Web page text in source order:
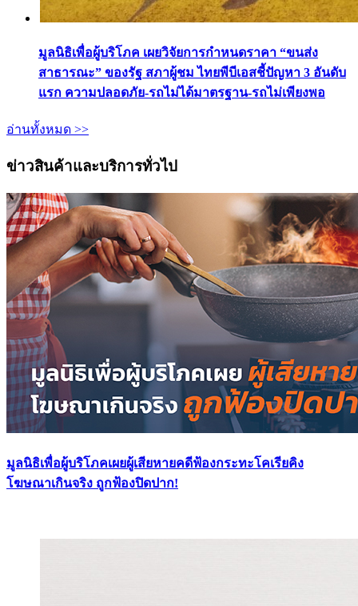
มูลนิธิเพื่อผู้บริโภค เผยวิจัยการกำหนดราคา “ขนส่ง
สาธารณะ” ของรัฐ สภาผู้ชม ไทยพีบีเอสชี้ปัญหา 3 อันดับ
แรก ความปลอดภัย-รถไม่ได้มาตรฐาน-รถไม่เพียงพอ
อ่านทั้งหมด >>
ข่าวสินค้าและบริการทั่วไป
มูลนิธิเพื่อผู้บริโภคเผยผู้เสียหายคดีฟ้องกระทะโคเรียคิง
โฆษณาเกินจริง ถูกฟ้องปิดปาก!